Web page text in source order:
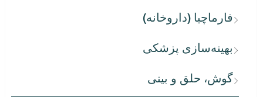
فارماچیا (داروخانه)
بهینه‌سازی پزشکی
گوش، حلق و بینی